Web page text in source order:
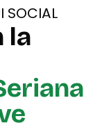
SOCIAL
la